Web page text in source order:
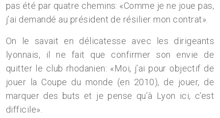
pas été par quatre chemins: «Comme je ne joue pas,
j’ai demandé au président de résilier mon contrat».
On le savait en délicatesse avec les dirigeants
lyonnais, il ne fait que confirmer son envie de
quitter le club rhodanien: «Moi, j’ai pour objectif de
jouer la Coupe du monde (en 2010), de jouer, de
marquer des buts et je pense qu’à Lyon ici, c’est
difficile».